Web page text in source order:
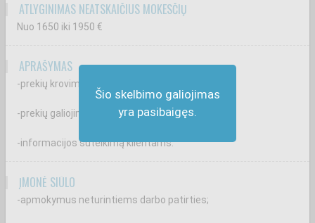
Šio skelbimo galiojimas
yra pasibaigęs.
ATLYGINIMAS NEATSKAIČIUS MOKESČIŲ
Nuo 1650 iki 1950 €
APRAŠYMAS
-prekių krovimą ir priežiūrą prekybos salėje;
-prekių galiojimo terminų kontrolę;
-informacijos suteikimą klientams.
ĮMONĖ SIŪLO
-apmokymus neturintiems darbo patirties;